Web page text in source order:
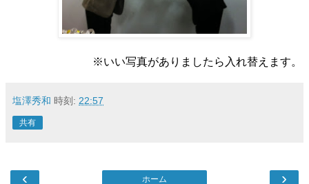
※いい写真がありましたら入れ替えます。
塩澤秀和 時刻: 22:57
共有
‹ ›
ホーム